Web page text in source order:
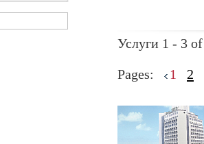
Услуги 1 - 3
Pages: 1 2